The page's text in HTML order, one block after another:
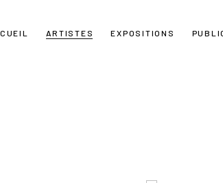
ARTISTES EXPOSITIONS